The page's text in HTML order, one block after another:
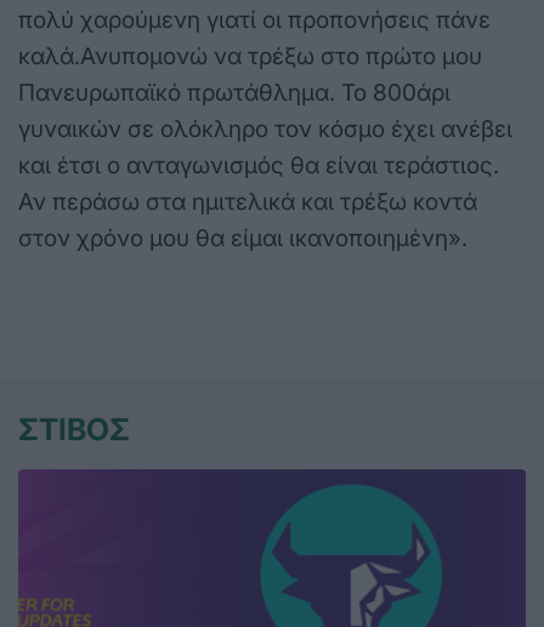
πολύ χαρούμενη γιατί οι προπονήσεις πάνε
καλά.Ανυπομονώ να τρέξω στο πρώτο μου
Πανευρωπαϊκό πρωτάθλημα. Το 800άρι
γυναικών σε ολόκληρο τον κόσμο έχει ανέβει
και έτσι ο ανταγωνισμός θα είναι τεράστιος.
Αν περάσω στα ημιτελικά και τρέξω κοντά
στον χρόνο μου θα είμαι ικανοποιημένη».
ΣΤΙΒΟΣ